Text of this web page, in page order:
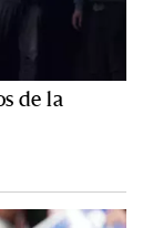
de la